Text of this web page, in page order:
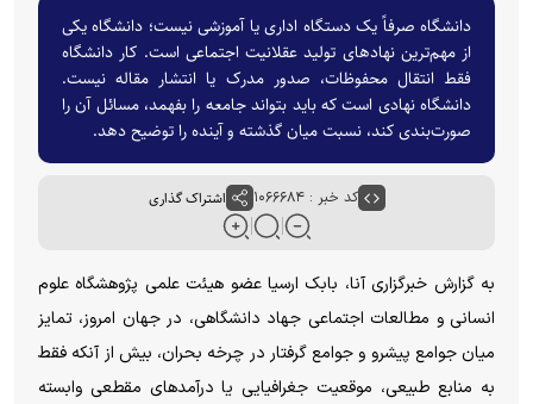
دانشگاه صرفاً یک دستگاه اداری یا آموزشی نیست؛ دانشگاه یکی
از مهم‌ترین نهادهای تولید عقلانیت اجتماعی است. کار دانشگاه
فقط انتقال محفوظات، صدور مدرک یا انتشار مقاله نیست.
دانشگاه نهادی است که باید بتواند جامعه را بفهمد، مسائل آن را
صورت‌بندی کند، نسبت میان گذشته و آینده را توضیح دهد.
کد خبر : ۱۰۶۶۶۸۴ اشتراک گذاری
به گزارش خبرگزاری آنا، بابک ارسیا عضو هیئت علمی پژوهشگاه علوم
انسانی و مطالعات اجتماعی جهاد دانشگاهی، در جهان امروز، تمایز
میان جوامع پیشرو و جوامع گرفتار در چرخه بحران، بیش از آنکه فقط
به منابع طبیعی، موقعیت جغرافیایی یا درآمدهای مقطعی وابسته